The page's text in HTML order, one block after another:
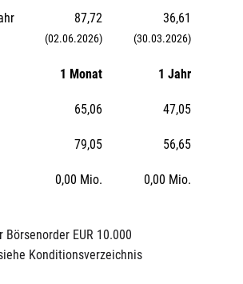
Börsenorder EUR 10.000
Konditionsverzeichnis
87,72
(02.06.2026)
36,61
(30.03.2026)
1 Monat 1 Jahr
65,06 47,05
79,05 56,65
0,00 Mio. 0,00 Mio.